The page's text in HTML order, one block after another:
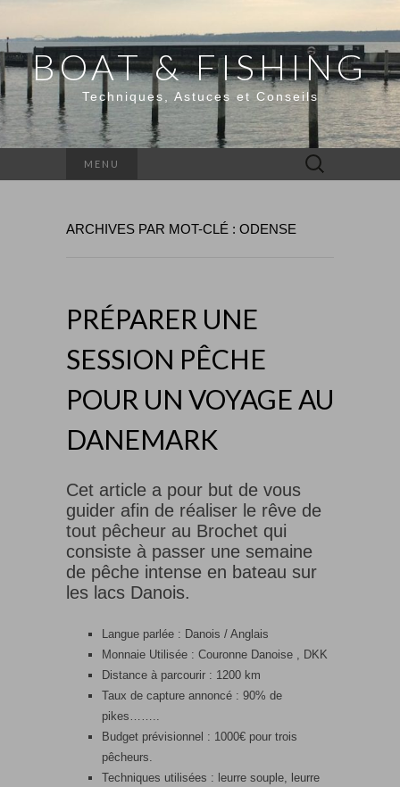
BOAT & FISHING
Techniques, Astuces et Conseils
MENU Rechercher :
ARCHIVES PAR MOT-CLÉ : ODENSE
PRÉPARER UNE
SESSION PÊCHE
POUR UN VOYAGE AU
DANEMARK
Cet article a pour but de vous
guider afin de réaliser le rêve de
tout pêcheur au Brochet qui
consiste à passer une semaine
de pêche intense en bateau sur
les lacs Danois.
Langue parlée : Danois / Anglais
Monnaie Utilisée : Couronne Danoise , DKK
Distance à parcourir : 1200 km
Taux de capture annoncé : 90% de
pikes……..
Budget prévisionnel : 1000€ pour trois
pêcheurs.
Techniques utilisées : leurre souple, leurre